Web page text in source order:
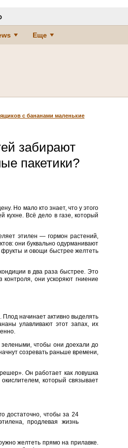
Еще
с бананами маленькие
забирают
пакетики?
Но мало кто знает, что у этого
кухне. Всё дело в газе, который
этилен — гормон растений,
они буквально одурманивают
фрукты и овощи быстрее желтеть
в два раза быстрее. Это
контроля, они ускоряют гниение
Плод начинает активно выделять
улавливают этот запах, их
чтобы они доехали до
созревать раньше времени,
Он работает как ловушка
который связывает
достаточно, чтобы за 24
продлевая жизнь
желтеть прямо на прилавке.